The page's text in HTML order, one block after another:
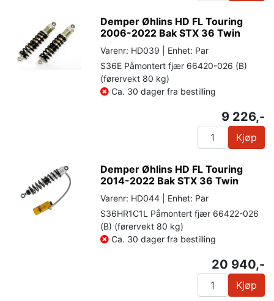
Demper Øhlins HD FL Touring
2006-2022 Bak STX 36 Twin
Varenr: HD039 | Enhet: Par
S36E Påmontert fjær 66420-026 (B)
(førervekt 80 kg)
Ca. 30 dager fra bestilling
9 226,-
Kjøp
Demper Øhlins HD FL Touring
2014-2022 Bak STX 36 Twin
Varenr: HD044 | Enhet: Par
S36HR1C1L Påmontert fjær 66422-026
(B) (førervekt 80 kg)
Ca. 30 dager fra bestilling
20 940,-
Kjøp